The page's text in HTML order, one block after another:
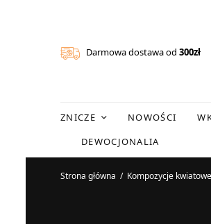
Darmowa dostawa od300zł
ZNICZE NOWOŚCI
DEWOCJONALIA
Strona główna / Kompozycje kwiatowe